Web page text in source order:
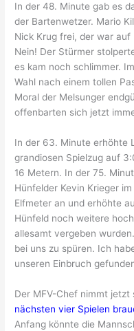
In der 48. Minute gab es
der Bartenwetzer. Mario
Nick Krug frei, der war auf
Nein! Der Stürmer
es kam noch schlimmer.
Wahl nach einem tollen
Moral der Melsunger
offenbarten sich jetzt
In der 63. Minute erhöhte
grandiosen Spielzug auf
16 Metern. In der 75.
Hünfelder Kevin Krieger
Elfmeter an und erhöhte
Hünfeld noch weitere
allesamt vergeben
bei uns zu spüren. Ich
unseren Einbruch
Der MFV-Chef nimmt jetzt
nächsten vier Spielen
Anfang könnte die